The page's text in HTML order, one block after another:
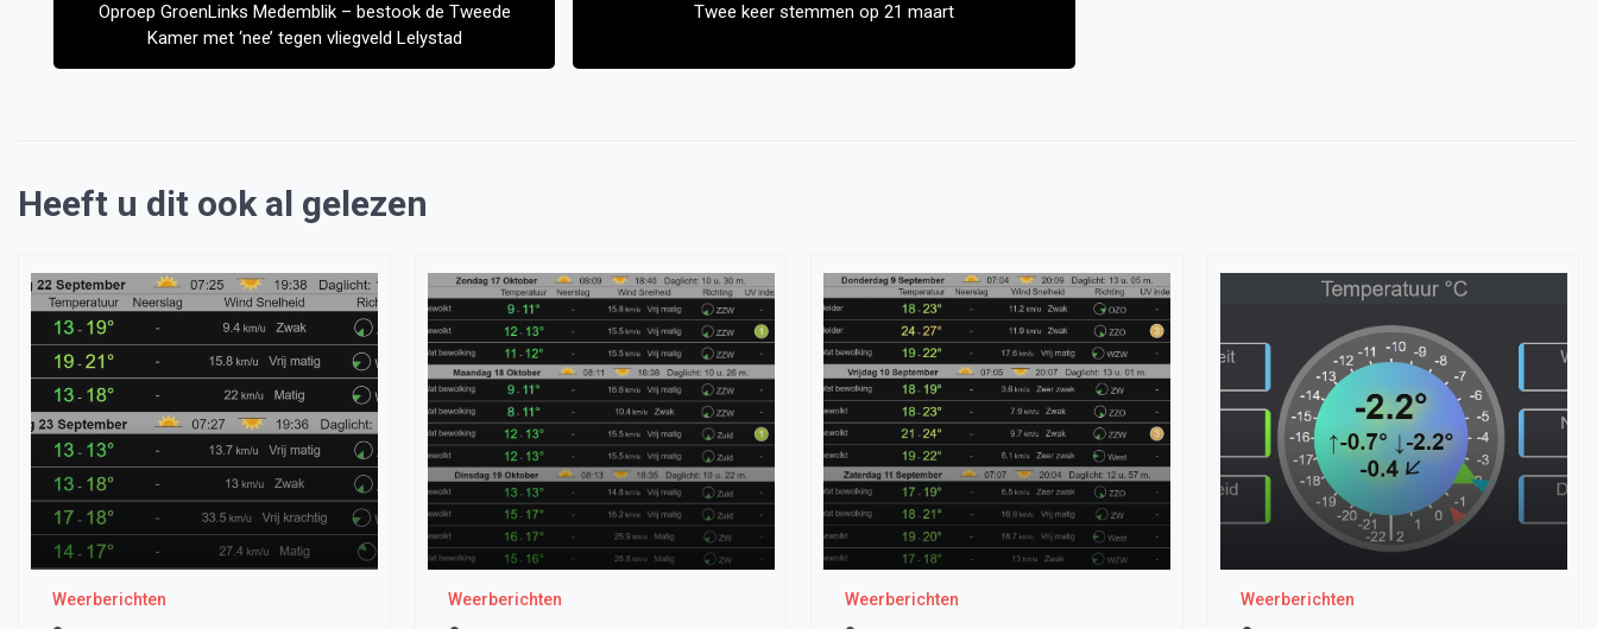
Oproep GroenLinks Medemblik – bestook de Tweede
Kamer met ‘nee’ tegen vliegveld Lelystad
Twee keer stemmen op 21 maart
Heeft u dit ook al gelezen
Weerberichten Weerberichten Weerberichten Weerberichten